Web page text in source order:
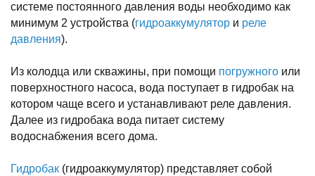
системе постоянного давления воды необходимо как
минимум 2 устройства (гидроаккумулятор и реле
давления).
Из колодца или скважины, при помощи погружного или
поверхностного насоса, вода поступает в гидробак на
котором чаще всего и устанавливают реле давления.
Далее из гидробака вода питает систему
водоснабжения всего дома.
Гидробак (гидроаккумулятор) представляет собой